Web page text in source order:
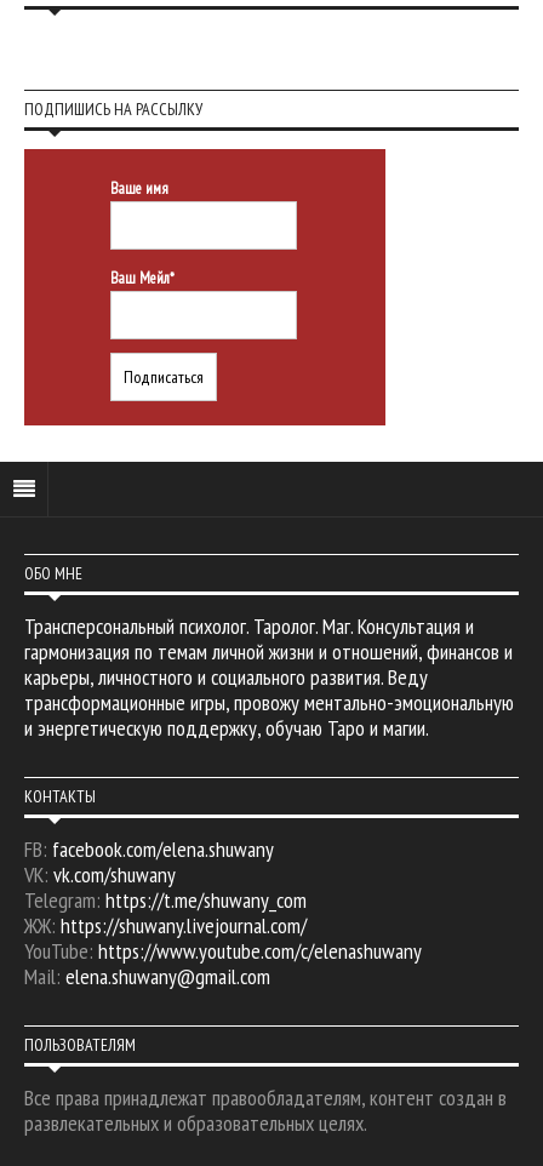
ПОДПИШИСЬ НА РАССЫЛКУ
Ваше имя
Ваш Мейл*
ОБО МНЕ
Трансперсональный психолог. Таролог. Маг. Консультация и
гармонизация по темам личной жизни и отношений, финансов и
карьеры, личностного и социального развития. Веду
трансформационные игры, провожу ментально-эмоциональную
и энергетическую поддержку, обучаю Таро и магии.
КОНТАКТЫ
FB: facebook.com/elena.shuwany
VK: vk.com/shuwany
Telegram: https://t.me/shuwany_com
ЖЖ: https://shuwany.livejournal.com/
YouTube: https://www.youtube.com/c/elenashuwany
Mail: elena.shuwany@gmail.com
ПОЛЬЗОВАТЕЛЯМ
Все права принадлежат правообладателям, контент создан в
развлекательных и образовательных целях.